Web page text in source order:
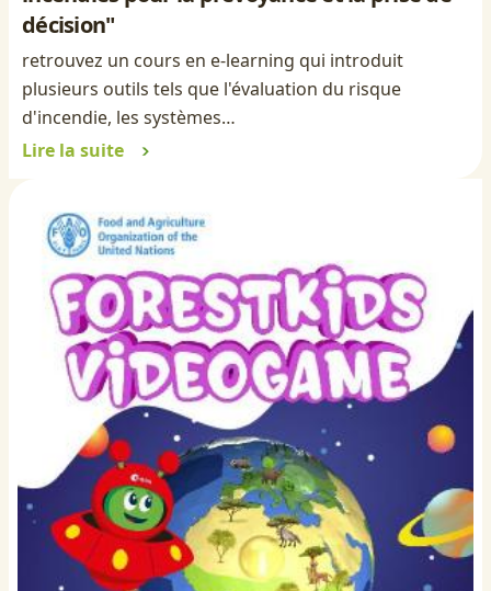
décision"
retrouvez un cours en e-learning qui introduit
plusieurs outils tels que l'évaluation du risque
d'incendie, les systèmes…
Lire la suite